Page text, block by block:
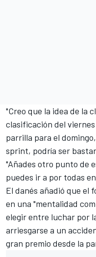
"Creo que la idea de la
clasificación del
parrilla para el
sprint, podría ser
"Añades otro punto de
puedes ir a por todas
El danés añadió que el
en una "mentalidad
elegir entre luchar por
arriesgarse a un
gran premio desde la